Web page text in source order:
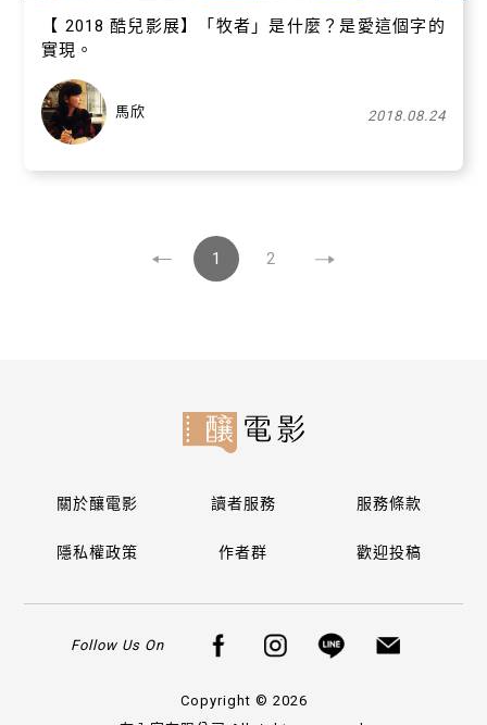
【​ 2018 酷兒影展】「牧者」是什麼？是愛這個字的
實現。
馬欣 2018.08.24
1 2
關於釀電影 讀者服務 服務條款
隱私權政策 作者群 歡迎投稿
Follow Us On
Copyright © 2026